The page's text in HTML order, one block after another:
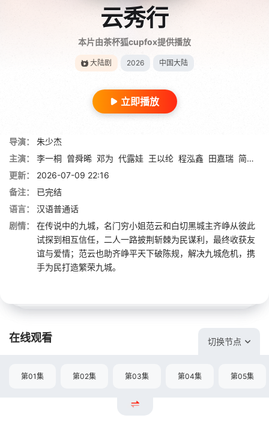
云秀行
本片由茶杯狐cupfox提供播放
大陆剧 2026 中国大陆
立即播放
导演：
朱少杰
主演：
李一桐 曾舜晞 邓为 代露娃 王以纶 程泓鑫 田嘉瑞 简宇熙
更新：
2026-07-09 22:16
备注：
已完结
语言：
汉语普通话
剧情：
在传说中的九城，名门穷小姐范云和白切黑城主齐峥从彼此
试探到相互信任，二人一路披荆斩棘为民谋利，最终收获友
谊与爱情；范云也助齐峥平天下破陈规，解决九城危机，携
手为民打造繁荣九城。
在线观看 切换节点
第01集 第02集 第03集 第04集 第05集